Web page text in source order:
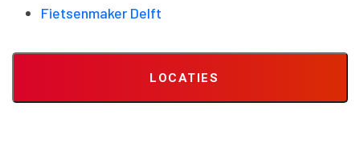
LOCATIES
Fietsenmaker Delft